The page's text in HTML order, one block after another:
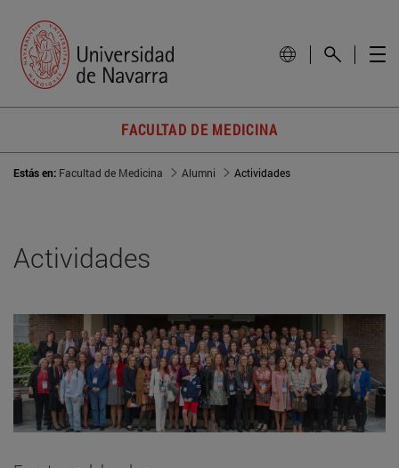
FACULTAD DE MEDICINA
Estás en: Facultad de Medicina Alumni Actividades
Actividades